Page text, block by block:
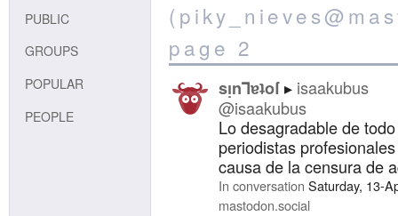
PUBLIC
GROUPS
POPULAR
PEOPLE
page 2
sᴉnꓶɐʇoſ
isaakubus
@isaakubus
Lo desagradable de
periodistas
causa de la censura de
In conversation Saturday, 13-
mastodon.social